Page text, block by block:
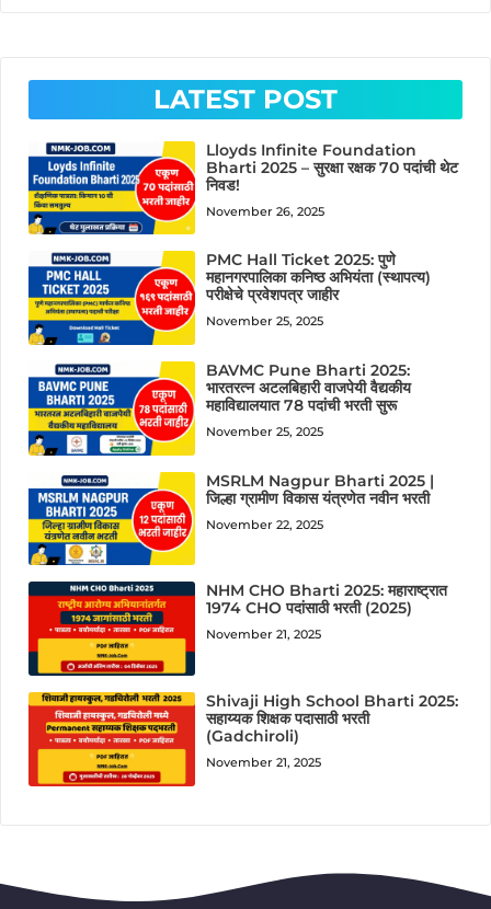
LATEST POST
Lloyds Infinite Foundation
Bharti 2025 – सुरक्षा रक्षक 70 पदांची थेट
निवड!
November 26, 2025
PMC Hall Ticket 2025: पुणे
महानगरपालिका कनिष्ठ अभियंता (स्थापत्य)
परीक्षेचे प्रवेशपत्र जाहीर
November 25, 2025
BAVMC Pune Bharti 2025:
भारतरत्न अटलबिहारी वाजपेयी वैद्यकीय
महाविद्यालयात 78 पदांची भरती सुरू
November 25, 2025
MSRLM Nagpur Bharti 2025 |
जिल्हा ग्रामीण विकास यंत्रणेत नवीन भरती
November 22, 2025
NHM CHO Bharti 2025: महाराष्ट्रात
1974 CHO पदांसाठी भरती (2025)
November 21, 2025
Shivaji High School Bharti 2025:
सहाय्यक शिक्षक पदासाठी भरती
(Gadchiroli)
November 21, 2025